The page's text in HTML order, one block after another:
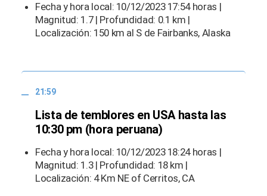
Fecha y hora local: 10/12/2023 17:54 horas |
Magnitud: 1.7 | Profundidad: 0.1 km |
Localización: 150 km al S de Fairbanks, Alaska
21:59
Lista de temblores en USA hasta las
10:30 pm (hora peruana)
Fecha y hora local: 10/12/2023 18:24 horas |
Magnitud: 1.3 | Profundidad: 18 km |
Localización: 4 Km NE of Cerritos, CA